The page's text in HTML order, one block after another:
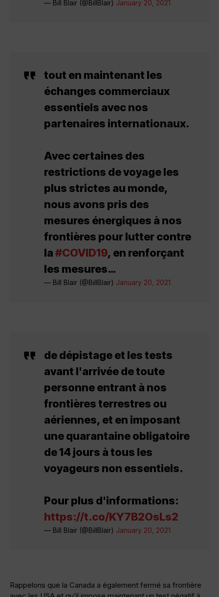
— Bill Blair (@BillBlair) January 20, 2021
tout en maintenant les
échanges commerciaux
essentiels avec nos
partenaires internationaux.
Avec certaines des
restrictions de voyage les
plus strictes au monde,
nous avons pris des
mesures énergiques à nos
frontières pour lutter contre
la#COVID19, en renforçant
les mesures…
— Bill Blair (@BillBlair) January 20, 2021
de dépistage et les tests
avant l'arrivée de toute
personne entrant à nos
frontières terrestres ou
aériennes, et en imposant
une quarantaine obligatoire
de 14 jours à tous les
voyageurs non essentiels.
Pour plus d'informations:
https://t.co/KY7B2OsLs2
— Bill Blair (@BillBlair) January 20, 2021
Rappelons que la Canada a également fermé sa frontière